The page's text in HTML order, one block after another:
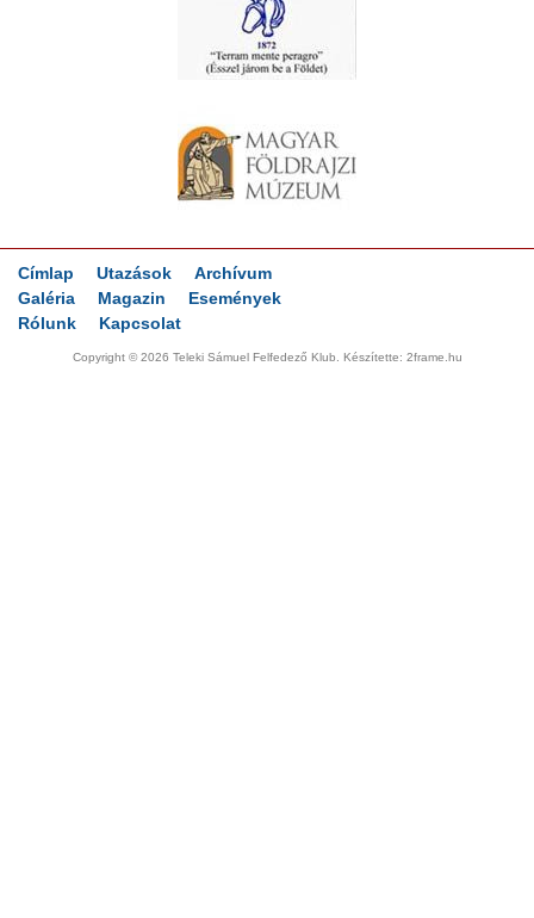
Címlap Utazások
Archívum
Galéria
Magazin
Események
Rólunk
Kapcsolat
Copyright © 2026 Teleki Sámuel Felfedező Klub. Készítette: 2frame.hu